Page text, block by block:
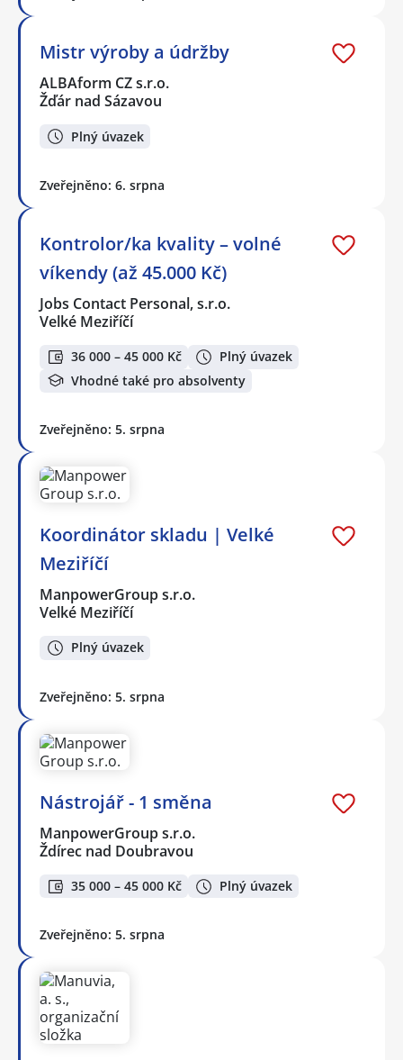
Mistr výroby a údržby
ALBAform CZ s.r.o.
Žďár nad Sázavou
Plný úvazek
Zveřejněno: 6. srpna
Kontrolor/ka kvality – volné
víkendy (až 45.000 Kč)
Jobs Contact Personal, s.r.o.
Velké Meziříčí
36 000 – 45 000 Kč
Plný úvazek
Vhodné také pro absolventy
Zveřejněno: 5. srpna
Koordinátor skladu | Velké
Meziříčí
ManpowerGroup s.r.o.
Velké Meziříčí
Plný úvazek
Zveřejněno: 5. srpna
Nástrojář - 1 směna
ManpowerGroup s.r.o.
Ždírec nad Doubravou
35 000 – 45 000 Kč Plný úvazek
Zveřejněno: 5. srpna